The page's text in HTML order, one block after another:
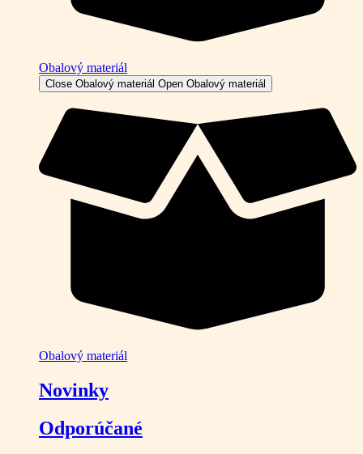
Obalový materiál
Close Obalový materiál Open Obalový materiál
Obalový materiál
Novinky
Odporúčané